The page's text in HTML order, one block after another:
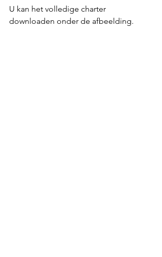
U kan het volledige charter
downloaden onder de afbeelding.